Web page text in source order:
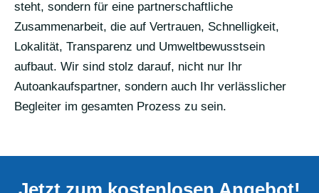
steht, sondern für eine partnerschaftliche
Zusammenarbeit, die auf Vertrauen, Schnelligkeit,
Lokalität, Transparenz und Umweltbewusstsein
aufbaut. Wir sind stolz darauf, nicht nur Ihr
Autoankaufspartner, sondern auch Ihr verlässlicher
Begleiter im gesamten Prozess zu sein.